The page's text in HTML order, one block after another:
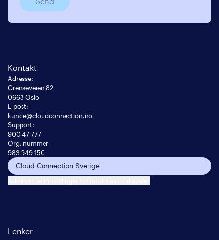
Kontakt
Adresse:
Grenseveien 82
0663 Oslo
E-post:
kunde@cloudconnection.no
Support:
900 47 777
Org. nummer
983 949 150
Cloud Connection Sverige
Lenker